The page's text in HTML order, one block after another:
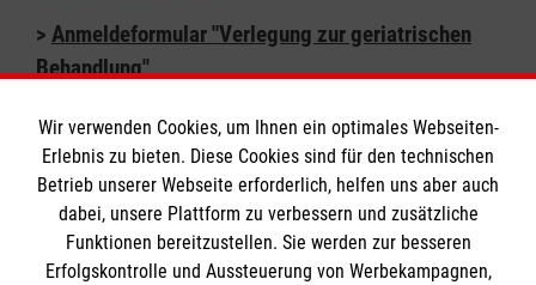
> Anmeldeformular "Verlegung zur geriatrischen
Behandlung"
>Anmeldeformular "Einweisung zur geriatrischen
Tagesklinik"(eine elektive Einweisung in die
stationäre Geriatrie ist nicht möglich)
Anmeldeformular Demenzdiagnostik
Wir verwenden Cookies, um Ihnen ein optimales Webseiten-
Erlebnis zu bieten. Diese Cookies sind für den technischen
Betrieb unserer Webseite erforderlich, helfen uns aber auch
dabei, unsere Plattform zu verbessern und zusätzliche
Funktionen bereitzustellen. Sie werden zur besseren
Erfolgskontrolle und Aussteuerung von Werbekampagnen,